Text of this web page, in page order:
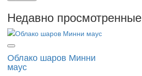
Недавно просмотренные
Облако шаров Минни
маус